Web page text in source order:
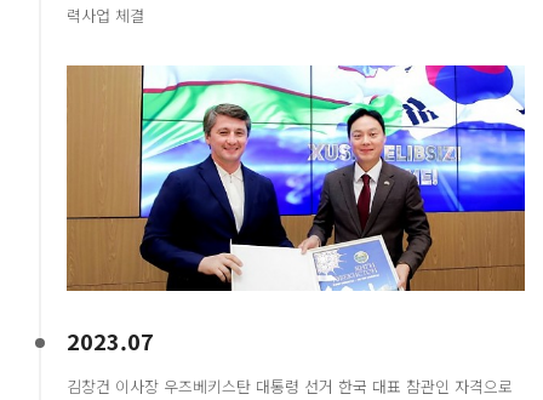
력사업 체결
2023.07
김창건 이사장 우즈베키스탄 대통령 선거 한국 대표 참관인 자격으로